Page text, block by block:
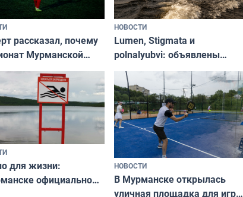
рассказал, почему
Мурманской
по футболу остался
НОВОСТИ
Lumen, Stigmata и
polnalyubvi: объявлены
хедлайнеры фестиваля
«Имандра» в 2026 года
для жизни:
официально
НОВОСТИ
В Мурманске открылась
уличная площадка для игры